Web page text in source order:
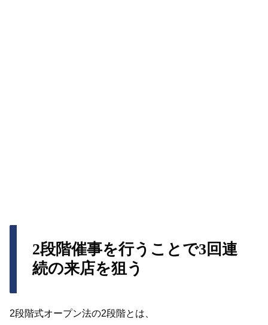
2段階催事を行うことで3回連
続の来店を狙う
2段階式オープン法の2段階とは、